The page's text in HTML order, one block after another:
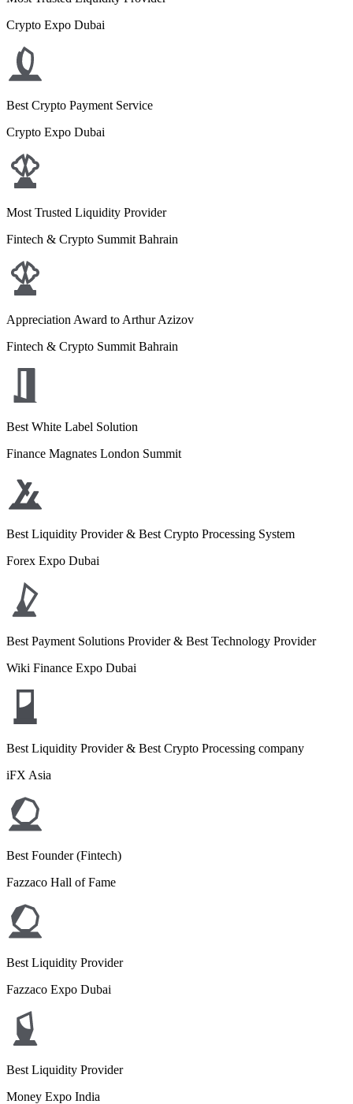
Crypto Expo Dubai
Best Crypto Payment Service
Crypto Expo Dubai
Most Trusted Liquidity Provider
Fintech & Crypto Summit Bahrain
Appreciation Award to Arthur Azizov
Fintech & Crypto Summit Bahrain
Best White Label Solution
Finance Magnates London Summit
Best Liquidity Provider & Best Crypto Processing System
Forex Expo Dubai
Best Payment Solutions Provider & Best Technology Provider
Wiki Finance Expo Dubai
Best Liquidity Provider & Best Crypto Processing company
iFX Asia
Best Founder (Fintech)
Fazzaco Hall of Fame
Best Liquidity Provider
Fazzaco Expo Dubai
Best Liquidity Provider
Money Expo India